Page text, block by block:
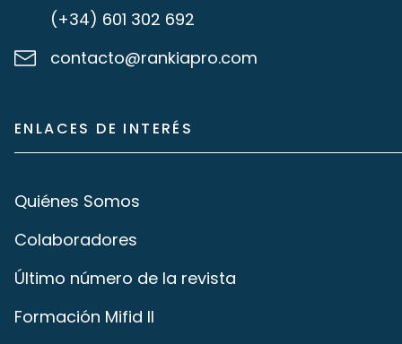
(+34) 601 302 692
contacto@rankiapro.com
ENLACES DE INTERÉS
Quiénes Somos
Colaboradores
Último número de la revista
Formación Mifid II